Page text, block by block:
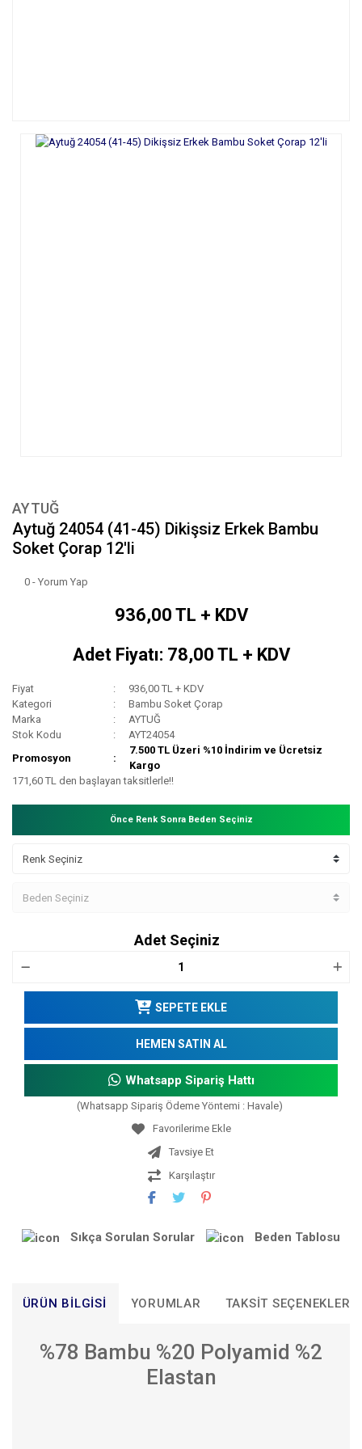
AYTUĞ
Aytuğ 24054 (41-45) Dikişsiz Erkek Bambu
Soket Çorap 12'li
0 - Yorum Yap
936,00 TL + KDV
Adet Fiyatı: 78,00 TL + KDV
Fiyat
936,00 TL + KDV
Kategori
Bambu Soket Çorap
Marka
AYTUĞ
Stok Kodu
AYT24054
Promosyon
7.500 TL Üzeri %10 İndirim ve Ücretsiz
Kargo
171,60 TL den başlayan taksitlerle!!
Önce Renk Sonra Beden Seçiniz
Adet Seçiniz
SEPETE EKLE
HEMEN SATIN AL
Whatsapp Sipariş Hattı
(Whatsapp Sipariş Ödeme Yöntemi : Havale)
Tavsiye Et
Karşılaştır
Sıkça Sorulan Sorular Beden Tablosu
ÜRÜN BILGISI YORUMLAR TAKSIT SEÇENEKLERI
%78 Bambu %20 Polyamid %2
Elastan